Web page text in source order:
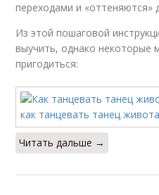
переходами и «оттеняются»
Из этой пошаговой
выучить, однако некоторые
пригодиться:
Читать дальше →